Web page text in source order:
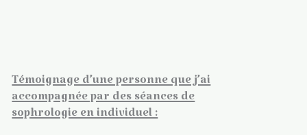
Témoignage d’une personne que j’ai
accompagnée par des séances de
sophrologie en individuel :